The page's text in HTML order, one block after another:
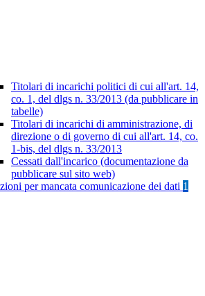
Titolari di incarichi politici di cui all'art. 14,
co. 1, del dlgs n. 33/2013 (da pubblicare in
tabelle)
Titolari di incarichi di amministrazione, di
direzione o di governo di cui all'art. 14, co.
1-bis, del dlgs n. 33/2013
Cessati dall'incarico (documentazione da
pubblicare sul sito web)
per mancata comunicazione dei dati 1